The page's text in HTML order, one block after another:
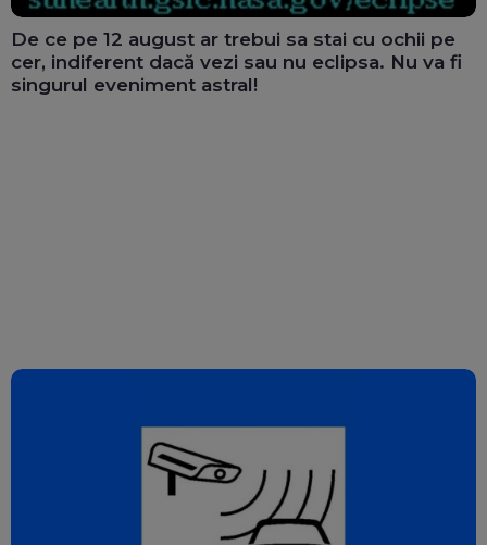
De ce pe 12 august ar trebui sa stai cu ochii pe
cer, indiferent dacă vezi sau nu eclipsa. Nu va fi
singurul eveniment astral!